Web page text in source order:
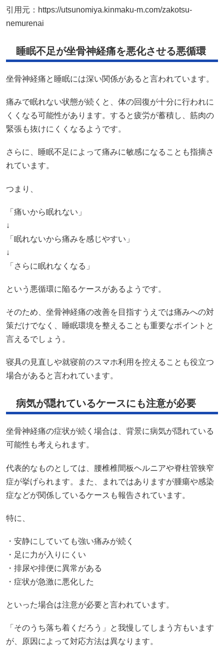
引用元： https://utsunomiya.kinmaku-m.com/zakotsu-
nemurenai
睡眠不足が坐骨神経痛を悪化させる悪循環
坐骨神経痛と睡眠には深い関係があると言われています。
痛みで眠れない状態が続くと、体の回復が十分に行われに
くくなる可能性があります。すると疲労が蓄積し、筋肉の
緊張も抜けにくくなるようです。
さらに、睡眠不足によって痛みに敏感になることも指摘さ
れています。
つまり、
「痛いから眠れない」
↓
「眠れないから痛みを感じやすい」
↓
「さらに眠れなくなる」
という悪循環に陥るケースがあるようです。
そのため、坐骨神経痛の改善を目指すうえでは痛みへの対
策だけでなく、睡眠環境を整えることも重要なポイントと
言えるでしょう。
寝具の見直しや就寝前のスマホ利用を控えることも役立つ
場合があると言われています。
病気が隠れているケースにも注意が必要
坐骨神経痛の症状が続く場合は、背景に病気が隠れている
可能性も考えられます。
代表的なものとしては、腰椎椎間板ヘルニアや脊柱管狭窄
症が挙げられます。また、まれではありますが腫瘍や感染
症などが関係しているケースも報告されています。
特に、
・安静にしていても強い痛みが続く
・足に力が入りにくい
・排尿や排便に異常がある
・症状が急激に悪化した
といった場合は注意が必要と言われています。
「そのうち落ち着くだろう」と我慢してしまう方もいます
が、原因によって対応方法は異なります。